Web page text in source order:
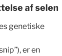
af selen
genetiske
er en